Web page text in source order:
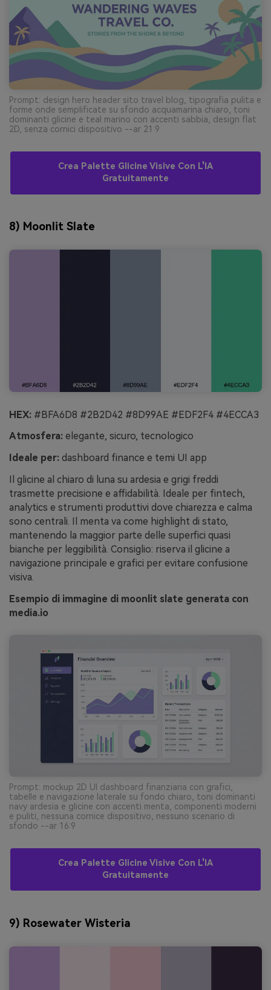
Prompt: design hero header sito travel blog, tipografia pulita e
forme onde semplificate su sfondo acquamarina chiaro, toni
dominanti glicine e teal marino con accenti sabbia, design flat
2D, senza cornici dispositivo --ar 21:9
Crea Palette Glicine Visive Con L'IA
Gratuitamente
8) Moonlit Slate
HEX: #BFA6D8 #2B2D42 #8D99AE #EDF2F4 #4ECCA3
Atmosfera: elegante, sicuro, tecnologico
Ideale per: dashboard finance e temi UI app
Il glicine al chiaro di luna su ardesia e grigi freddi
trasmette precisione e affidabilità. Ideale per fintech,
analytics e strumenti produttivi dove chiarezza e calma
sono centrali. Il menta va come highlight di stato,
mantenendo la maggior parte delle superfici quasi
bianche per leggibilità. Consiglio: riserva il glicine a
navigazione principale e grafici per evitare confusione
visiva.
Esempio di immagine di moonlit slate generata con
media.io
Prompt: mockup 2D UI dashboard finanziaria con grafici,
tabelle e navigazione laterale su fondo chiaro, toni dominanti
navy ardesia e glicine con accenti menta, componenti moderni
e puliti, nessuna cornice dispositivo, nessuno scenario di
sfondo --ar 16:9
Crea Palette Glicine Visive Con L'IA
Gratuitamente
9) Rosewater Wisteria